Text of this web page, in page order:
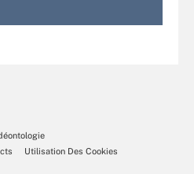
Utilisation Des Cookies